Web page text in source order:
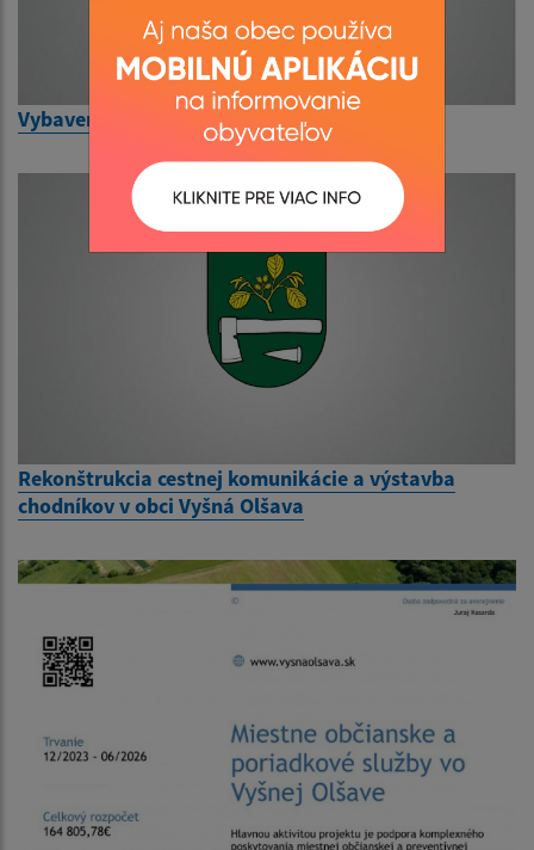
Vybavenie kultúrneho domu
Rekonštrukcia cestnej komunikácie a výstavba
chodníkov v obci Vyšná Olšava